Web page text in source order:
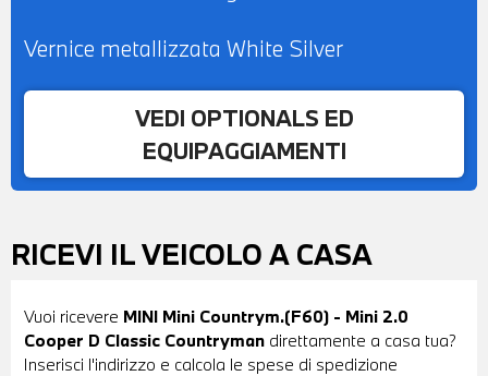
Vernice metallizzata White Silver
VEDI OPTIONALS ED
EQUIPAGGIAMENTI
RICEVI IL VEICOLO A CASA
Vuoi ricevere MINI Mini Countrym.(F60) - Mini 2.0
Cooper D Classic Countryman direttamente a casa tua?
Inserisci l'indirizzo e calcola le spese di spedizione